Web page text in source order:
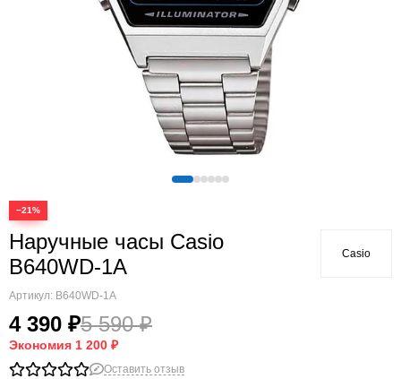
−21%
Наручные часы Casio
B640WD-1A
Артикул: B640WD-1A
4 390 ₽5 590 ₽
Экономия 1 200 ₽
Casio
Оставить отзыв